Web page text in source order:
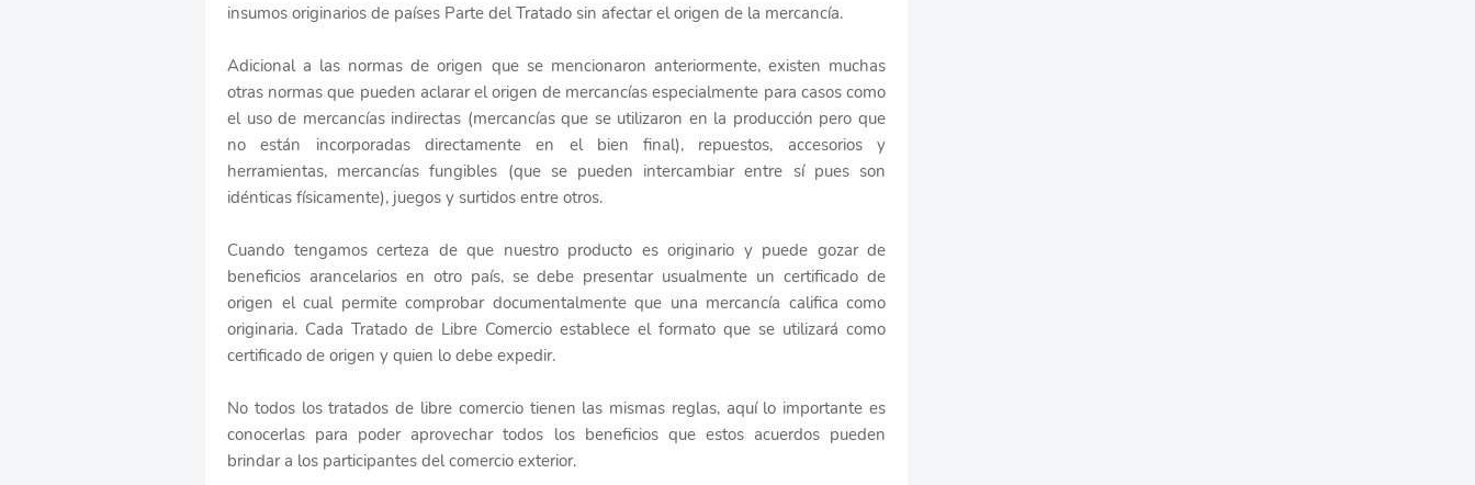
insumos originarios de países Parte del Tratado sin afectar el origen de la mercancía.
Adicional a las normas de origen que se mencionaron anteriormente, existen muchas
otras normas que pueden aclarar el origen de mercancías especialmente para casos como
el uso de mercancías indirectas (mercancías que se utilizaron en la producción pero que
no están incorporadas directamente en el bien final), repuestos, accesorios y
herramientas, mercancías fungibles (que se pueden intercambiar entre sí pues son
idénticas físicamente), juegos y surtidos entre otros.
Cuando tengamos certeza de que nuestro producto es originario y puede gozar de
beneficios arancelarios en otro país, se debe presentar usualmente un certificado de
origen el cual permite comprobar documentalmente que una mercancía califica como
originaria. Cada Tratado de Libre Comercio establece el formato que se utilizará como
certificado de origen y quien lo debe expedir.
No todos los tratados de libre comercio tienen las mismas reglas, aquí lo importante es
conocerlas para poder aprovechar todos los beneficios que estos acuerdos pueden
brindar a los participantes del comercio exterior.